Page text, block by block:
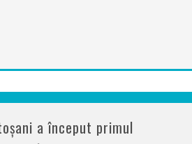
a început primul